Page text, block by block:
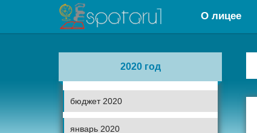
О лицее
2020 год
бюджет 2020
январь 2020